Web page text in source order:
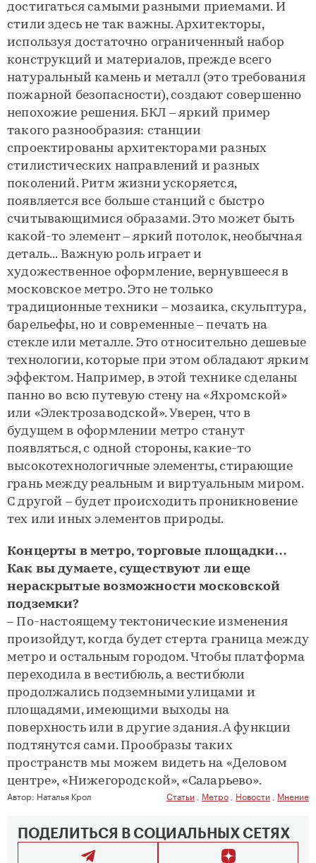
достигаться самыми разными приемами. И
стили здесь не так важны. Архитекторы,
используя достаточно ограниченный набор
конструкций и материалов, прежде всего
натуральный камень и металл (это требования
пожарной безопасности), создают совершенно
непохожие решения. БКЛ – яркий пример
такого разнообразия: станции
спроектированы архитекторами разных
стилистических направлений и разных
поколений. Ритм жизни ускоряется,
появляется все больше станций с быстро
считывающимися образами. Это может быть
какой-то элемент – яркий потолок, необычная
деталь... Важную роль играет и
художественное оформление, вернувшееся в
московское метро. Это не только
традиционные техники – мозаика, скульптура,
барельефы, но и современные – печать на
стекле или металле. Это относительно дешевые
технологии, которые при этом обладают ярким
эффектом. Например, в этой технике сделаны
панно во всю путевую стену на «Яхромской»
или «Электрозаводской». Уверен, что в
будущем в оформлении метро станут
появляться, с одной стороны, какие-то
высокотехнологичные элементы, стирающие
грань между реальным и виртуальным миром.
С другой – будет происходить проникновение
тех или иных элементов природы.
Концерты в метро, торговые площадки…
Как вы думаете, существуют ли еще
нераскрытые возможности московской
подземки?
– По-настоящему тектонические изменения
произойдут, когда будет стерта граница между
метро и остальным городом. Чтобы платформа
переходила в вестибюль, а вестибюли
продолжались подземными улицами и
площадями, имеющими выходы на
поверхность или в другие здания. А функции
подтянутся сами. Прообразы таких
пространств мы можем видеть на «Деловом
центре», «Нижегородской», «Саларьево».
Автор: Наталья Крол Статьи Метро Новости Мнение
ПОДЕЛИТЬСЯ В СОЦИАЛЬНЫХ СЕТЯХ